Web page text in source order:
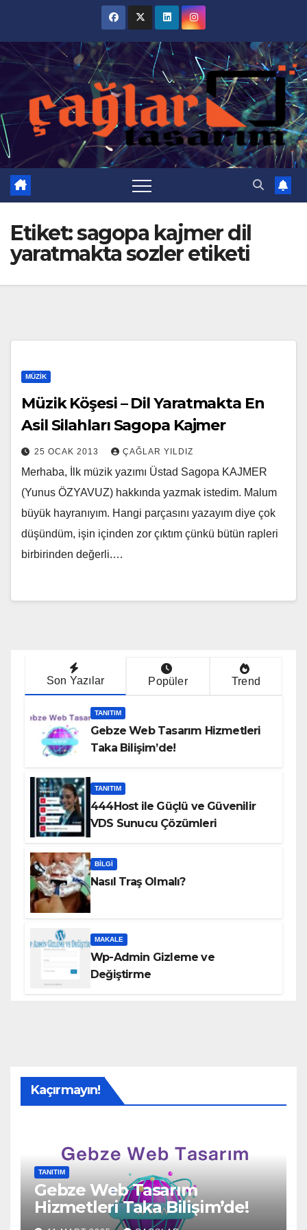
content
Etiket:sagopa kajmer dil
yaratmakta sozler etiketi
MÜZIK
Müzik Köşesi – Dil Yaratmakta En
Asil Silahları Sagopa Kajmer
25 OCAK 2013 ÇAĞLAR YILDIZ
Merhaba, İlk müzik yazımı Üstad Sagopa KAJMER
(Yunus ÖZYAVUZ) hakkında yazmak istedim. Malum
büyük hayranıyım. Hangi parçasını yazayım diye çok
düşündüm, işin içinden zor çıktım çünkü bütün rapleri
birbirinden değerli.…
Son Yazılar Popüler Trend
TANITIM
Gebze Web Tasarım Hizmetleri
Taka Bilişim’de!
TANITIM
444Host ile Güçlü ve Güvenilir
VDS Sunucu Çözümleri
BILGI
Nasıl Traş Olmalı?
MAKALE
Wp-Admin Gizleme ve
Değiştirme
Kaçırmayın!
TANITIM
Gebze Web Tasarım
Hizmetleri Taka Bilişim’de!